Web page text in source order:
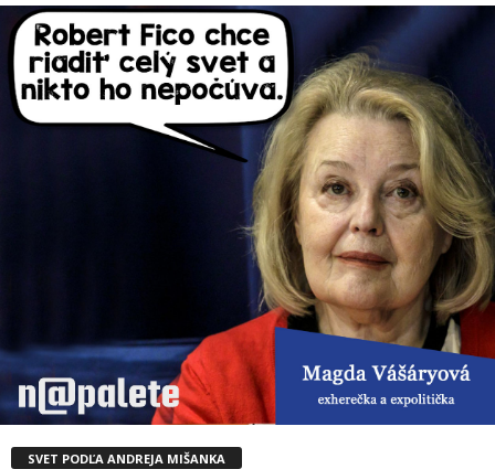
SVET PODĽA ANDREJA MIŠANKA